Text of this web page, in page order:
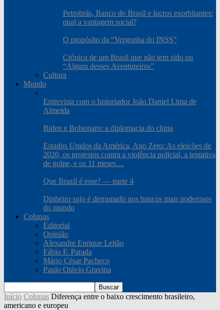
Petrobrás, Banco do Brasil e lucros exorbitantes:
qual a vantagem social?
O propósito da “Vergonha do INSS”
Crônica de um Brasil que não tem sido ou
“Algum desses Aventureiros”
Cultura
Mundo
Entrevista com o historiador João Daniel Lima de
Almeida
Biden e Bolsonaro: a diplomacia do clima
Estados Unidos da América, Ano Zero: As eleições de
2020, os protestos contra a violência policial, a tentativa
de golpe, e os 11 meses…
Que Brazil é esse? — parte 4
Dinheiro sujo é derramado nos bancos mais poderosos
do mundo
Colunas
Editorial
Opinião
Alexandre Enrique Leitão
Fábio F. Parada
Mário César Pacheco
Paulo Otávio Gravina
Início Colunas Diferença entre o baixo crescimento brasileiro,
americano e europeu